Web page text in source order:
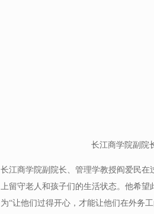
长江商学院副院
长江商学院副院长、管理学教授阎爱民
上留守老人和孩子们的生活状态。他希
为“让他们过得开心，才能让他们在外务